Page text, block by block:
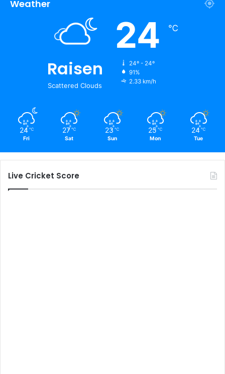
Weather
Raisen
Scattered Clouds
24 ℃
24º - 24º
91%
2.33 km/h
24 ℃
Fri
27 ℃
Sat
23 ℃
Sun
25 ℃
Mon
24 ℃
Tue
Live Cricket Score